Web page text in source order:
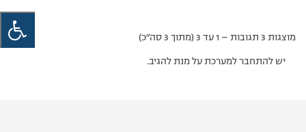
מוצגות 3 תגובות – 1 עד 3 (מתוך 3 סה״כ)
יש להתחבר למערכת על מנת להגיב.